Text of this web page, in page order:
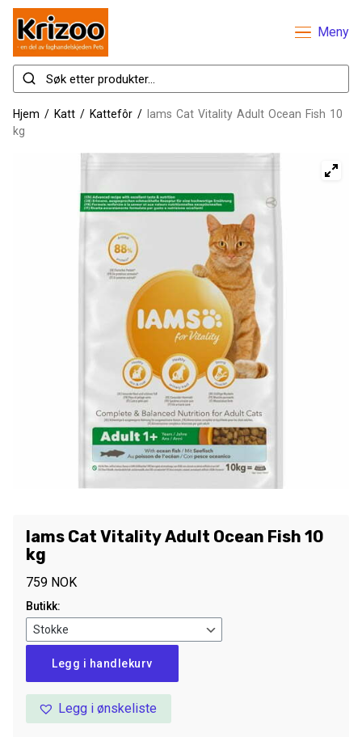
Meny
Hjem / Katt / Kattefôr /
Iams Cat Vitality Adult Ocean Fish 10
kg
Iams Cat Vitality Adult Ocean Fish 10
kg
759 NOK
Butikk:
Vitality
Adult
Legg i handlekurv
Legg i ønskeliste